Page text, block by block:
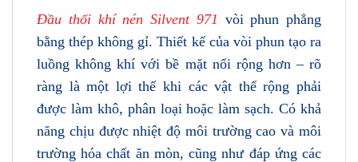
Đầu thổi khí nén Silvent 971 vòi phun phẳng
bằng thép không gỉ. Thiết kế của vòi phun tạo ra
luồng không khí với bề mặt nổi rộng hơn – rõ
ràng là một lợi thế khi các vật thể rộng phải
được làm khô, phân loại hoặc làm sạch. Có khả
năng chịu được nhiệt độ môi trường cao và môi
trường hóa chất ăn mòn, cũng như đáp ứng các